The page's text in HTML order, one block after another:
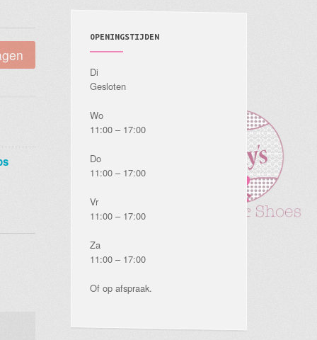
OPENINGSTIJDEN
Di
Gesloten
Wo
11:00 – 17:00
Do
11:00 – 17:00
Vr
11:00 – 17:00
Za
11:00 – 17:00
Of op afspraak.